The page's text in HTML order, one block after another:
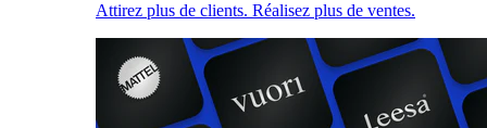
Attirez plus de clients. Réalisez plus de ventes.